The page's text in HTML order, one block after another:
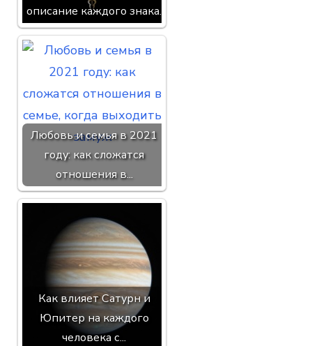
описание каждого знака.
Любовь и семья в 2021
году: как сложатся
отношения в...
Как влияет Сатурн и
Юпитер на каждого
человека с...